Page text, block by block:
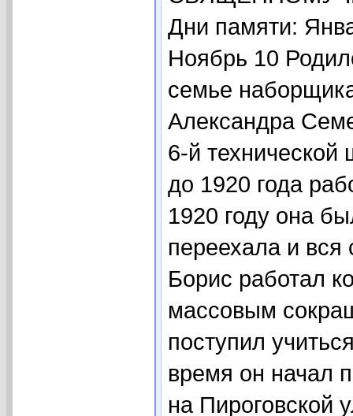
Дни памяти:
Ноябрь 10
семье
Александра
6-й технической
до 1920 года
1920 году она
переехала и
Борис работал
массовым
поступил
время он начал
на Пироговской